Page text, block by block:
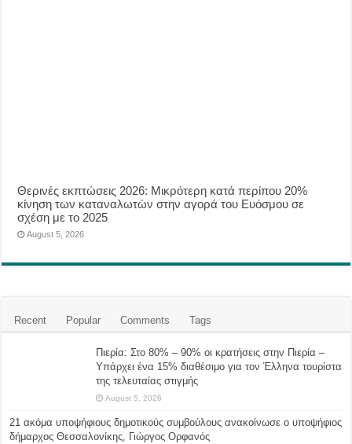
Θερινές εκπτώσεις 2026: Μικρότερη κατά περίπου 20%
κίνηση των καταναλωτών στην αγορά του Ευόσμου σε
σχέση με το 2025
August 5, 2026
Recent Popular Comments Tags
Πιερία: Στο 80% – 90% οι κρατήσεις στην Πιερία –
Υπάρχει ένα 15% διαθέσιμο για τον Έλληνα τουρίστα
της τελευταίας στιγμής
August 5, 2026
21 ακόμα υποψήφιους δημοτικούς συμβούλους ανακοίνωσε ο υποψήφιος
δήμαρχος Θεσσαλονίκης, Γιώργος Ορφανός